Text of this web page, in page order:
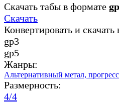
Скачать табы в формате
Скачать
Конвертировать и
gp3
gp5
Жанры:
Альтернативный метал,
Размерность:
4/4